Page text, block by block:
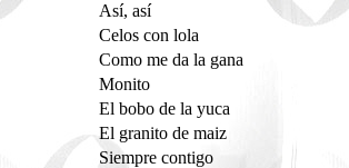
Así, así
Celos con lola
Como me da la gana
Monito
El bobo de la yuca
El granito de maiz
Siempre contigo